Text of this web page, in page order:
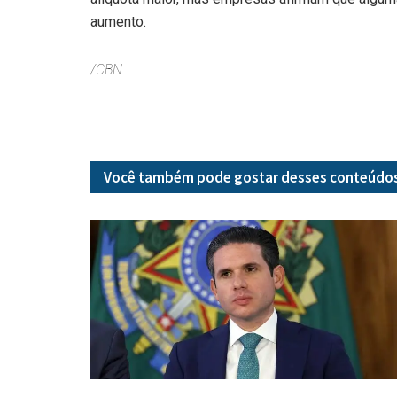
aumento.
/CBN
Você também pode gostar desses